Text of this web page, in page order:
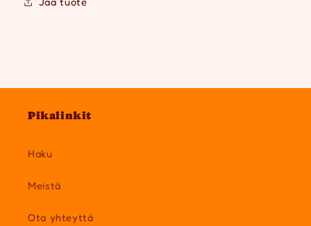
Pikalinkit
Haku
Meistä
Ota yhteyttä